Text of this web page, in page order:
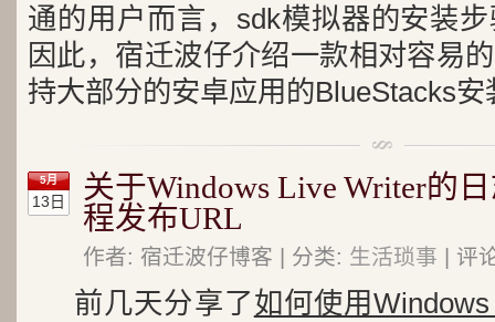
通的用户而言，sdk模拟器的安装
因此，宿迁波仔介绍一款相对容易
持大部分的安卓应用的BlueStacks
5月
13日
关于Windows Live Writer的
程发布URL
作者: 宿迁波仔博客 | 分类: 生活琐事 | 评
前几天分享了如何使用